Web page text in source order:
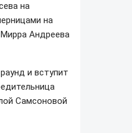
на
на
Андреева
и вступит
Самсоновой